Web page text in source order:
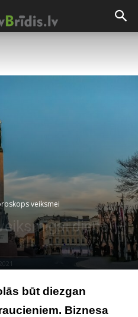
veiksmei
dienai –
būt diezgan
Biznesa